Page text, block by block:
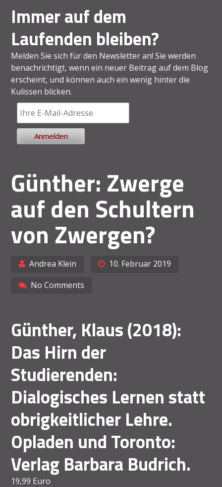
Immer auf dem
Laufenden bleiben?
Melden Sie sich für den Newsletter an! Sie werden
benachrichtigt, wenn ein neuer Beitrag auf dem Blog
erscheint, und können auch ein wenig hinter die
Kulissen blicken.
Günther: Zwerge
auf den Schultern
von Zwergen?
Andrea Klein
10. Februar 2019
No Comments
Günther, Klaus (2018):
Das Hirn der
Studierenden:
Dialogisches Lernen statt
obrigkeitlicher Lehre.
Opladen und Toronto:
Verlag Barbara Budrich.
19,99 Euro